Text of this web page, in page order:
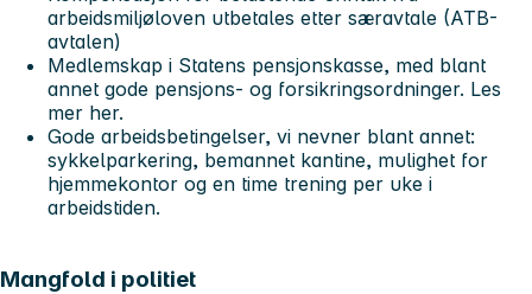
arbeidsmiljøloven utbetales etter særavtale (ATB-
avtalen)
Medlemskap i Statens pensjonskasse, med blant
annet gode pensjons- og forsikringsordninger. Les
mer her.
Gode arbeidsbetingelser, vi nevner blant annet:
sykkelparkering, bemannet kantine, mulighet for
hjemmekontor og en time trening per uke i
arbeidstiden.
Mangfold i politiet